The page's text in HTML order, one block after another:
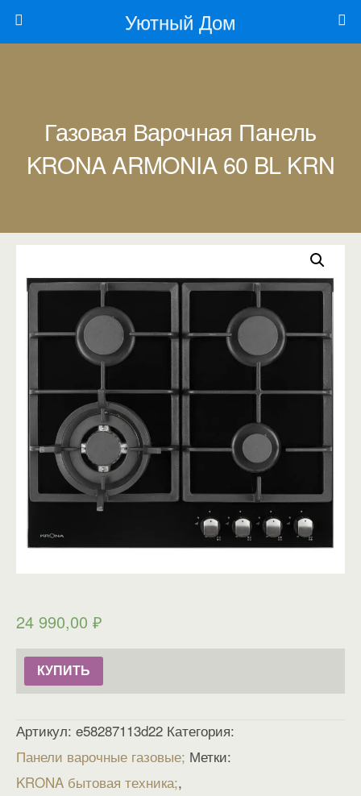
Уютный Дом
Газовая Варочная Панель
KRONA ARMONIA 60 BL KRN
24 990,00 ₽
КУПИТЬ
Артикул: e58287113d22 Категория:
Панели варочные газовые Метки:
KRONA бытовая техника ,